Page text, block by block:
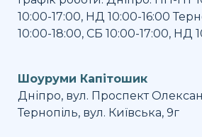
10:00-17:00, НД 10:00-16:00
10:00-18:00, СБ 10:00-17:00, НД
Шоуруми Капітошик
Дніпро, вул. Проспект
Тернопіль, вул. Київська, 9г